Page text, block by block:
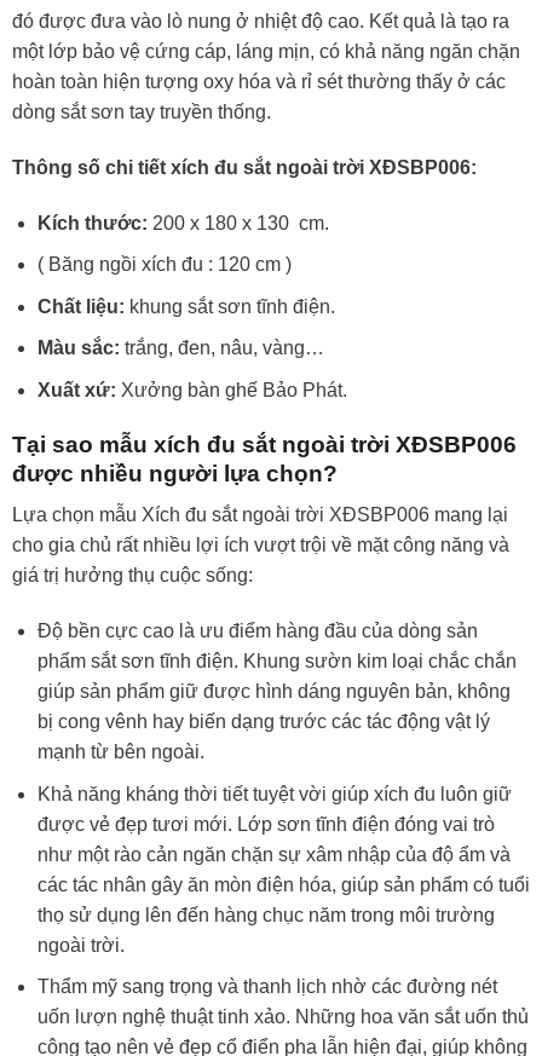
đó được đưa vào lò nung ở nhiệt độ cao. Kết quả là tạo ra
một lớp bảo vệ cứng cáp, láng mịn, có khả năng ngăn chặn
hoàn toàn hiện tượng oxy hóa và rỉ sét thường thấy ở các
dòng sắt sơn tay truyền thống.
Thông số chi tiết xích đu sắt ngoài trời XĐSBP006:
Kích thước: 200 x 180 x 130 cm.
( Băng ngồi xích đu : 120 cm )
Chất liệu: khung sắt sơn tĩnh điện.
Màu sắc: trắng, đen, nâu, vàng…
Xuất xứ: Xưởng bàn ghế Bảo Phát.
Tại sao mẫu xích đu sắt ngoài trời XĐSBP006
được nhiều người lựa chọn?
Lựa chọn mẫu Xích đu sắt ngoài trời XĐSBP006 mang lại
cho gia chủ rất nhiều lợi ích vượt trội về mặt công năng và
giá trị hưởng thụ cuộc sống:
Độ bền cực cao là ưu điểm hàng đầu của dòng sản
phẩm sắt sơn tĩnh điện. Khung sườn kim loại chắc chắn
giúp sản phẩm giữ được hình dáng nguyên bản, không
bị cong vênh hay biến dạng trước các tác động vật lý
mạnh từ bên ngoài.
Khả năng kháng thời tiết tuyệt vời giúp xích đu luôn giữ
được vẻ đẹp tươi mới. Lớp sơn tĩnh điện đóng vai trò
như một rào cản ngăn chặn sự xâm nhập của độ ẩm và
các tác nhân gây ăn mòn điện hóa, giúp sản phẩm có tuổi
thọ sử dụng lên đến hàng chục năm trong môi trường
ngoài trời.
Thẩm mỹ sang trọng và thanh lịch nhờ các đường nét
uốn lượn nghệ thuật tinh xảo. Những hoa văn sắt uốn thủ
công tạo nên vẻ đẹp cổ điển pha lẫn hiện đại, giúp không